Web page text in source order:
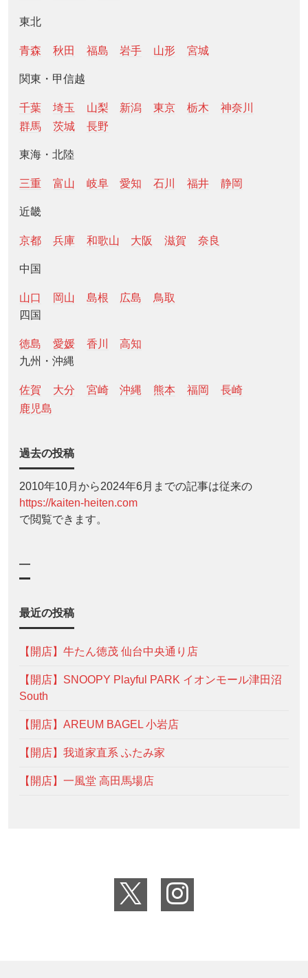
東北
青森 秋田 福島 岩手 山形 宮城
関東・甲信越
千葉 埼玉 山梨 新潟 東京 栃木
神奈川
群馬
茨城 長野
東海・北陸
三重 富山 岐阜 愛知 石川 福井 静岡
近畿
京都 兵庫 和歌山 大阪 滋賀 奈良
中国
山口 岡山 島根 広島
鳥取
四国
徳島 愛媛 香川
高知
九州・沖縄
佐賀 大分 宮崎 沖縄 熊本 福岡
長崎
鹿児島
過去の投稿
2010年10月から2024年6月までの記事は従来の
https://kaiten-heiten.com
で閲覧できます。
—
最近の投稿
【開店】牛たん徳茂 仙台中央通り店
【開店】SNOOPY Playful PARK イオンモール津田沼
South
【開店】AREUM BAGEL 小岩店
【開店】我道家直系 ふたみ家
【開店】一風堂 高田馬場店